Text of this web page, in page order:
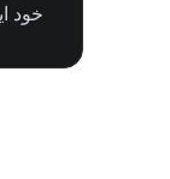
خود